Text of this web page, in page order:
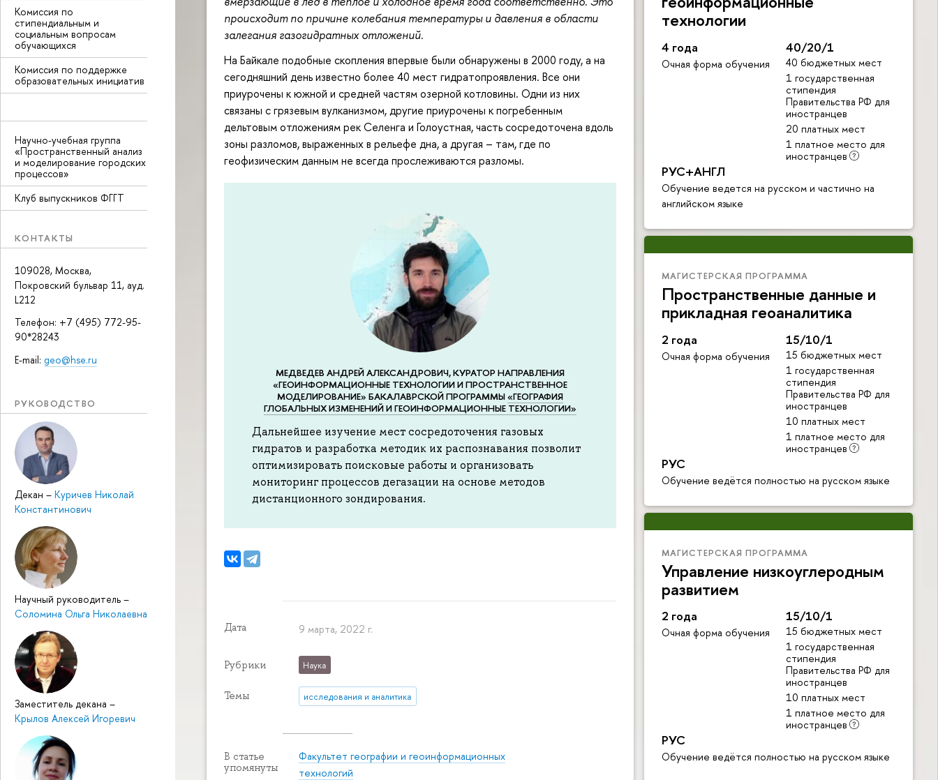
Комиссия по
стипендиальным и
социальным вопросам
обучающихся
Комиссия по поддержке
образовательных инициатив
Научно-учебная группа
«Пространственный анализ
и моделирование городских
процессов»
Клуб выпускников ФГГТ
КОНТАКТЫ
109028, Москва,
Покровский бульвар 11, ауд.
L212
Телефон: +7 (495) 772-95-
90*28243
E-mail: geo@hse.ru
РУКОВОДСТВО
Декан – Куричев Николай
Константинович
Научный руководитель –
Соломина Ольга Николаевна
Заместитель декана –
Крылов Алексей Игоревич
технологии
4 года
Очная форма обучения
40/20/1
40 бюджетных мест
1 государственная
стипендия
Правительства РФ для
иностранцев
20 платных мест
1 платное место для
иностранцев
РУС+АНГЛ
Обучение ведется на русском и частично на
английском языке
МАГИСТЕРСКАЯ ПРОГРАММА
Пространственные данные и
прикладная геоаналитика
2 года
Очная форма обучения
15/10/1
15 бюджетных мест
1 государственная
стипендия
Правительства РФ для
иностранцев
10 платных мест
1 платное место для
иностранцев
РУС
Обучение ведётся полностью на русском языке
МАГИСТЕРСКАЯ ПРОГРАММА
Управление низкоуглеродным
развитием
2 года
Очная форма обучения
15/10/1
15 бюджетных мест
1 государственная
стипендия
Правительства РФ для
иностранцев
10 платных мест
1 платное место для
иностранцев
РУС
Обучение ведётся полностью на русском языке
происходит по причине колебания температуры и давления в области
залегания газогидратных отложений.
На Байкале подобные скопления впервые были обнаружены в 2000 году, а на
сегодняшний день известно более 40 мест гидратопроявления. Все они
приурочены к южной и средней частям озерной котловины. Одни из них
связаны с грязевым вулканизмом, другие приурочены к погребенным
дельтовым отложениям рек Селенга и Голоустная, часть сосредоточена вдоль
зоны разломов, выраженных в рельефе дна, а другая – там, где по
геофизическим данным не всегда прослеживаются разломы.
МЕДВЕДЕВ АНДРЕЙ АЛЕКСАНДРОВИЧ, КУРАТОР НАПРАВЛЕНИЯ
«ГЕОИНФОРМАЦИОННЫЕ ТЕХНОЛОГИИ И ПРОСТРАНСТВЕННОЕ
МОДЕЛИРОВАНИЕ» БАКАЛАВРСКОЙ ПРОГРАММЫ«ГЕОГРАФИЯ
ГЛОБАЛЬНЫХ ИЗМЕНЕНИЙ И ГЕОИНФОРМАЦИОННЫЕ ТЕХНОЛОГИИ»
Дальнейшее изучение мест сосредоточения газовых
гидратов и разработка методик их распознавания позволит
оптимизировать поисковые работы и организовать
мониторинг процессов дегазации на основе методов
дистанционного зондирования.
Дата 9 марта, 2022 г.
Рубрики Наука
Темы исследования и аналитика
В статье
упомянуты
Факультет географии и геоинформационных
технологий